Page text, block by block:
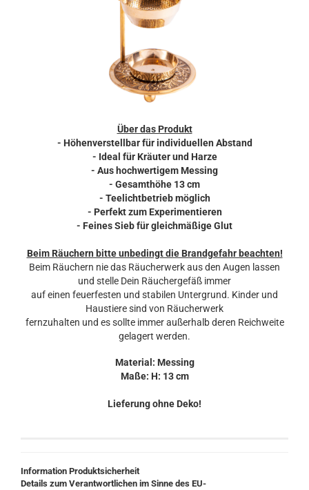
Über das Produkt
- Höhenverstellbar für individuellen Abstand
- Ideal für Kräuter und Harze
- Aus hochwertigem Messing
- Gesamthöhe 13 cm
- Teelichtbetrieb möglich
- Perfekt zum Experimentieren
- Feines Sieb für gleichmäßige Glut
Beim Räuchern bitte unbedingt die Brandgefahr beachten!
Beim Räuchern nie das Räucherwerk aus den Augen lassen
und stelle Dein Räuchergefäß immer
auf einen feuerfesten und stabilen Untergrund. Kinder und
Haustiere sind von Räucherwerk
fernzuhalten und es sollte immer außerhalb deren Reichweite
gelagert werden.
Material: Messing
Maße: H: 13 cm
Lieferung ohne Deko!
Information Produktsicherheit
Details zum Verantwortlichen im Sinne des EU-